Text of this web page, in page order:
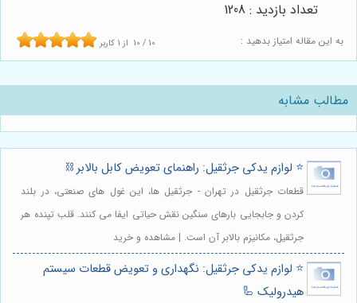
به این مقاله امتیاز بدهید : 10 / 10 از 1 کاربر
تعداد بازدید : 1208
مطالب مشابه
⭐️ لوازم یدکی جرثقیل: راهنمای تعویض کابل بالابر ⛓️
قطعات جرثقیل در تهران - جرثقیل ها، این غول های صنعتی، در بلند
کردن و جابجایی بارهای سنگین نقش حیاتی ایفا می کنند. قلب تپنده هر
جرثقیل، مکانیزم بالابر آن است. | مشاهده و خرید
⭐️ لوازم یدکی جرثقیل: نگهداری و تعویض قطعات سیستم
هیدرولیک 🦾